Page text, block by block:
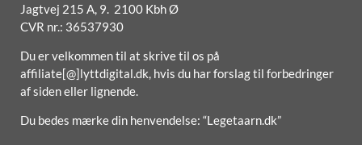
Jagtvej 215 A, 9. 2100 Kbh Ø
CVR nr.: 36537930
Du er velkommen til at skrive til os på
affiliate[@]lyttdigital.dk, hvis du har forslag til forbedringer
af siden eller lignende.
Du bedes mærke din henvendelse: “Legetaarn.dk”